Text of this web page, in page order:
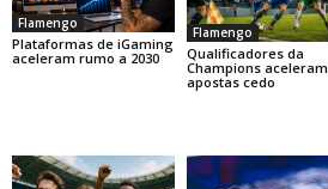
Flamengo
Plataformas de iGaming
aceleram rumo a 2030
Flamengo
Qualificadores da
Champions aceleram
apostas cedo